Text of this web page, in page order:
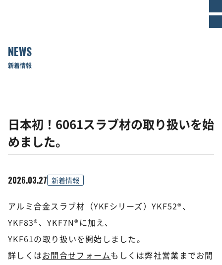
NEWS
新着情報
日本初！6061スラブ材の取り扱いを始
めました。
2026.03.27 新着情報
アルミ合金スラブ材（YKFシリーズ）YKF52®、
YKF83®、YKF7N®に加え、
YKF61の取り扱いを開始しました。
詳しくはお問合せフォームもしくは弊社営業までお問